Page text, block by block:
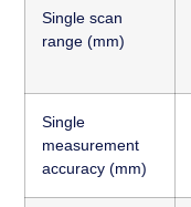
Single scan
range (mm)
Single
measurement
accuracy (mm)